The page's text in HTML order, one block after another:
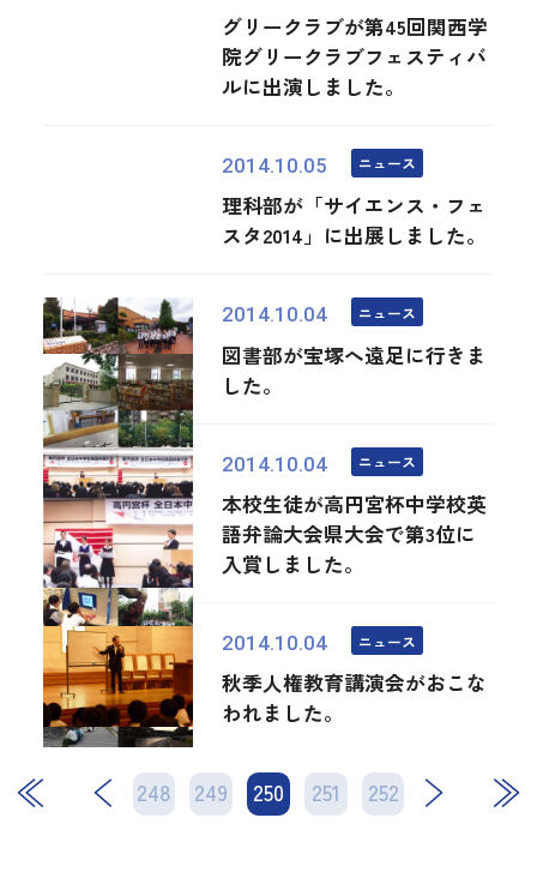
グリークラブが第45回関西学
院グリークラブフェスティバ
ルに出演しました。
2014.10.05 ニュース
理科部が「サイエンス・フェ
スタ2014」に出展しました。
2014.10.04 ニュース
図書部が宝塚へ遠足に行きま
した。
2014.10.04 ニュース
本校生徒が高円宮杯中学校英
語弁論大会県大会で第3位に
入賞しました。
2014.10.04 ニュース
秋季人権教育講演会がおこな
われました。
248 249 250 251 252
次 最後